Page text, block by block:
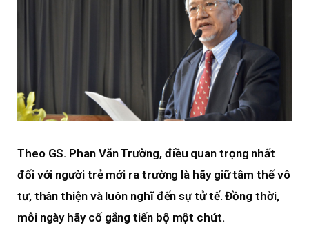
Theo GS. Phan Văn Trường, điều quan trọng nhất
đối với người trẻ mới ra trường là hãy giữ tâm thế vô
tư, thân thiện và luôn nghĩ đến sự tử tế. Đồng thời,
mỗi ngày hãy cố gắng tiến bộ một chút.